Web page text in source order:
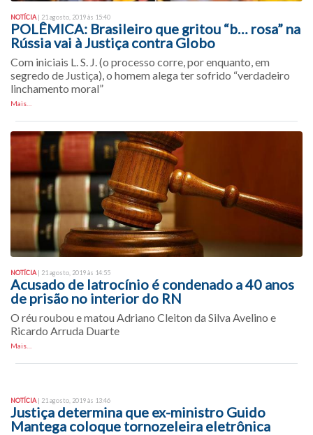
NOTÍCIA| 21 agosto, 2019 às 15:40
POLÊMICA: Brasileiro que gritou “b… rosa” na
Rússia vai à Justiça contra Globo
Com iniciais L. S. J. (o processo corre, por enquanto, em
segredo de Justiça), o homem alega ter sofrido “verdadeiro
linchamento moral”
Mais…
NOTÍCIA | 21 agosto, 2019 às 14:55
Acusado de latrocínio é condenado a 40 anos
de prisão no interior do RN
O réu roubou e matou Adriano Cleiton da Silva Avelino e
Ricardo Arruda Duarte
Mais…
NOTÍCIA | 21 agosto, 2019 às 13:46
Justiça determina que ex-ministro Guido
Mantega coloque tornozeleira eletrônica